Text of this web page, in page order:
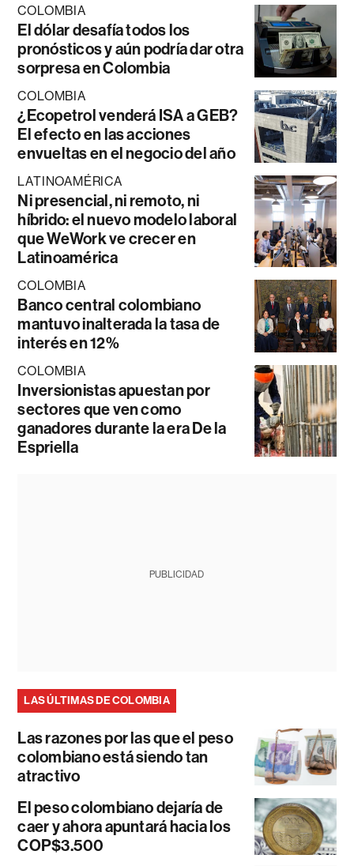
COLOMBIA
El dólar desafía todos los
pronósticos y aún podría dar otra
sorpresa en Colombia
COLOMBIA
¿Ecopetrol venderá ISA a GEB?
El efecto en las acciones
envueltas en el negocio del año
LATINOAMÉRICA
Ni presencial, ni remoto, ni
híbrido: el nuevo modelo laboral
que WeWork ve crecer en
Latinoamérica
COLOMBIA
Banco central colombiano
mantuvo inalterada la tasa de
interés en 12%
COLOMBIA
Inversionistas apuestan por
sectores que ven como
ganadores durante la era De la
Espriella
PUBLICIDAD
LAS ÚLTIMAS DE COLOMBIA
Las razones por las que el peso
colombiano está siendo tan
atractivo
El peso colombiano dejaría de
caer y ahora apuntará hacia los
COP$3.500